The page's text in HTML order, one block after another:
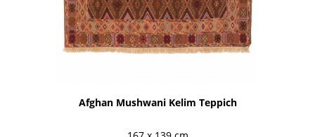
Afghan Mushwani Kelim Teppich